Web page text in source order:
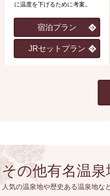
に温度を下げるために考案。
宿泊プラン
JRセットプラン
その他有名温
人気の温泉地や歴史ある温泉地な